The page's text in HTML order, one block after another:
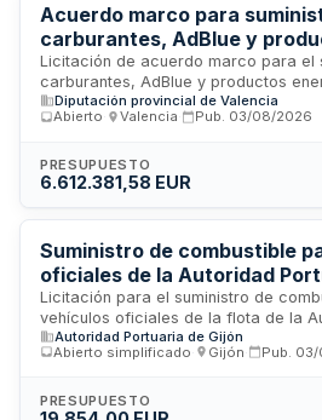
Acuerdo marco para
carburantes, AdBlue y
asimilados a organismos
de Compras de la
Licitación de acuerdo marco para el
carburantes, AdBlue y productos
(GLP y similares) destinado a los
los organismos adheridos a la
sistemas de pago con tarjetas de
estaciones de servicios asociadas,
licitación centraliza las compras de
múltiples entidades públicas
simplificando la gestión
energético.
Diputación provincial de Valencia
Abierto
Valencia Pub. 03/08/2026
PRESUPUESTO
6.612.381,58 EUR
Suministro de combustible
oficiales de la Autoridad
Licitación para el suministro de
vehículos oficiales de la flota de la
Gijón. El contrato incluye la provisión
de 95 octanos y gasóleo clase A,
portuaria. El adjudicatario deberá
Autoridad Portuaria de Gijón
Abierto simplificado
Gijón Pub. 03/
PRESUPUESTO